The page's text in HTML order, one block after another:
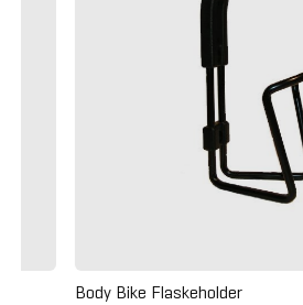
Body Bike Flaskeholder